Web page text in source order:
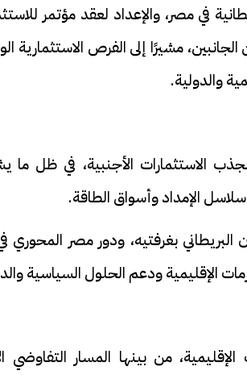
في مصر، والإعداد لعقد مؤتمر
مشيرًا إلى الفرص الاستثمارية
والدولية.
الاستثمارات الأجنبية، في ظل
الإمداد وأسواق الطاقة.
البريطاني بغرفتيه، ودور مصر المحوري
الإقليمية ودعم الحلول السياسية
من بينها المسار التفاوضي